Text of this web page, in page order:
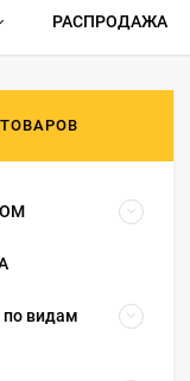
РАСПРОДАЖА
по видам